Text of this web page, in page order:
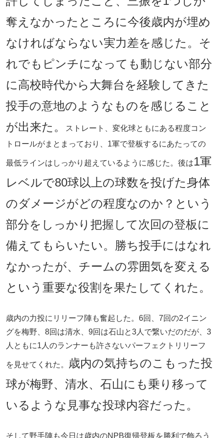
奪えなかったところに今後歳内が埋め
なければならない実力差を感じた。そ
れでもピンチになっても動じない部分
に高校時代から大舞台を経験してきた
投手の意地のようなものを感じること
が出来た。
ストレート、変化球ともにある程度コン
トロールがまとまっており、1軍で登板するにあたっての
最低ラインはしっかり超えているように感じた。後は1軍
レベルで80球以上の球数を投げた身体
のダメージがどの程度なのか？という
部分をしっかり把握して次回の登板に
備えてもらいたい。勝ち投手にはなれ
なかったが、チームの雰囲気を変える
という重要な役割を果たしてくれた。
歳内の力投にリリーフ陣も奮起した。6回、7回の2イニン
グを梅野、8回は清水、9回は石山と3人で繋いだのだが、3
人ともに1人のランナーも許さないパーフェクトリリーフ
を見せてくれた。
歳内の気持ちのこもった投
球が梅野、清水、石山にも乗り移って
いるような見事な投球内容だった。
そして野手陣も今日は歳内のNPB復帰登板を勝利で飾ろう